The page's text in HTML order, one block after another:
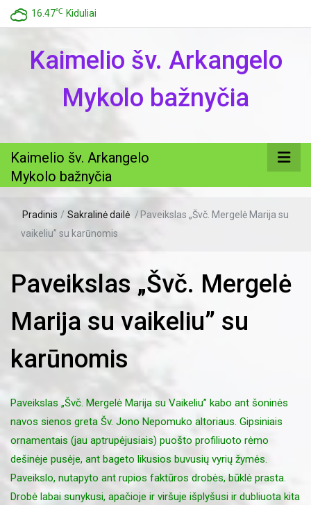
16.47℃ Kiduliai
Kaimelio šv. Arkangelo
Mykolo bažnyčia
Kaimelio šv. Arkangelo
Mykolo bažnyčia
Pradinis / Sakralinė dailė / Paveikslas „Švč. Mergelė Marija su
vaikeliu” su karūnomis
Paveikslas „Švč. Mergelė
Marija su vaikeliu” su
karūnomis
Paveikslas „Švč. Mergelė Marija su Vaikeliu” kabo ant šoninės
navos sienos greta Šv. Jono Nepomuko altoriaus. Gipsiniais
ornamentais (jau aptrupėjusiais) puošto profiliuoto rėmo
dešinėje pusėje, ant bageto likusios buvusių vyrių žymės.
Paveikslo, nutapyto ant rupios faktūros drobės, būklė prasta.
Drobė labai sunykusi, apačioje ir viršuje išplyšusi ir dubliuota kita